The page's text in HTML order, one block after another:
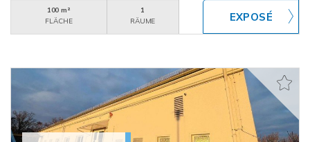
100 m²
FLÄCHE
1
RÄUME